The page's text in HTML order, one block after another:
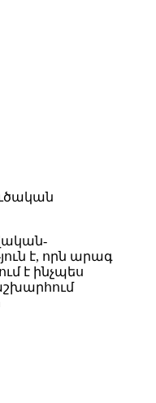
է, որն արագ
է ինչպես